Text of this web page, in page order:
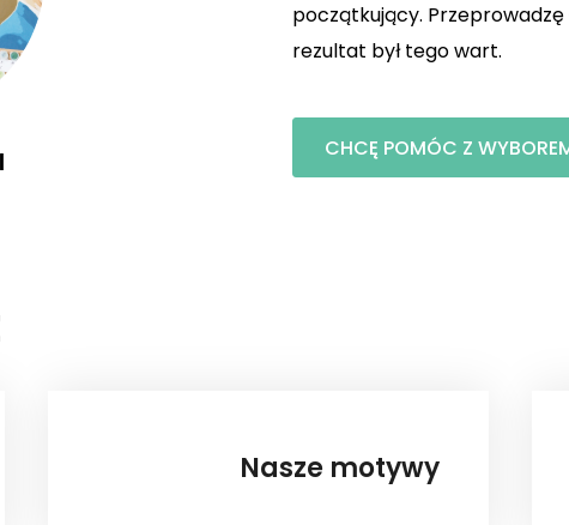
początkujący.
rezultat był tego wart.
CHCĘ POMÓC Z
Nasze motywy